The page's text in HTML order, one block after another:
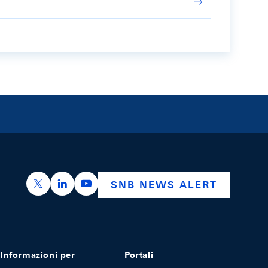
https://x.com/snb_bns
https://ch.linkedin.com/company/swiss-
https://www.youtube.com/
SNB NEWS ALERT
Informazioni per Portali